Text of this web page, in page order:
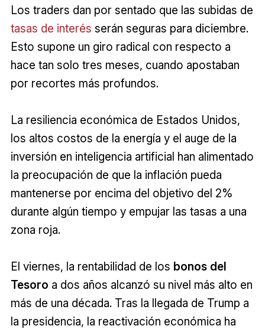
Los traders dan por sentado que las subidas de
tasas de interés serán seguras para diciembre.
Esto supone un giro radical con respecto a
hace tan solo tres meses, cuando apostaban
por recortes más profundos.
La resiliencia económica de Estados Unidos,
los altos costos de la energía y el auge de la
inversión en inteligencia artificial han alimentado
la preocupación de que la inflación pueda
mantenerse por encima del objetivo del 2%
durante algún tiempo y empujar las tasas a una
zona roja.
El viernes, la rentabilidad de los bonos del
Tesoro a dos años alcanzó su nivel más alto en
más de una década. Tras la llegada de Trump a
la presidencia, la reactivación económica ha